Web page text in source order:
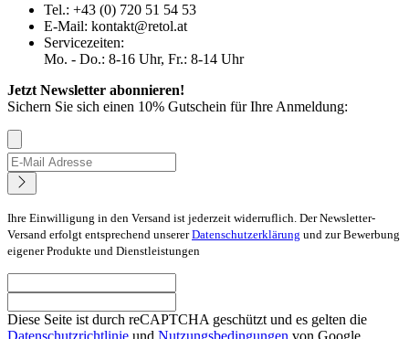
Tel.: +43 (0) 720 51 54 53
E-Mail: kontakt@retol.at
Servicezeiten:
Mo. - Do.: 8-16 Uhr, Fr.: 8-14 Uhr
Jetzt Newsletter abonnieren!
Sichern Sie sich einen 10% Gutschein für Ihre Anmeldung:
Ihre Einwilligung in den Versand ist jederzeit widerruflich. Der Newsletter-
Versand erfolgt entsprechend unsererDatenschutzerklärung und zur Bewerbung
eigener Produkte und Dienstleistungen
Diese Seite ist durch reCAPTCHA geschützt und es gelten die
Datenschutzrichtlinie und Nutzungsbedingungen von Google.